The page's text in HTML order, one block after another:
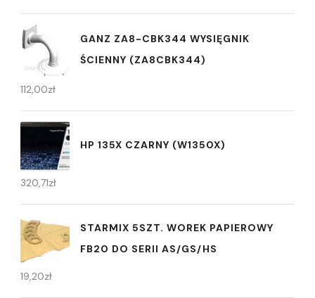
GANZ ZA8-CBK344 WYSIĘGNIK
ŚCIENNY (ZA8CBK344)
112,00zł
HP 135X CZARNY (W1350X)
320,71zł
STARMIX 5SZT. WOREK PAPIEROWY
FB20 DO SERII AS/GS/HS
19,20zł